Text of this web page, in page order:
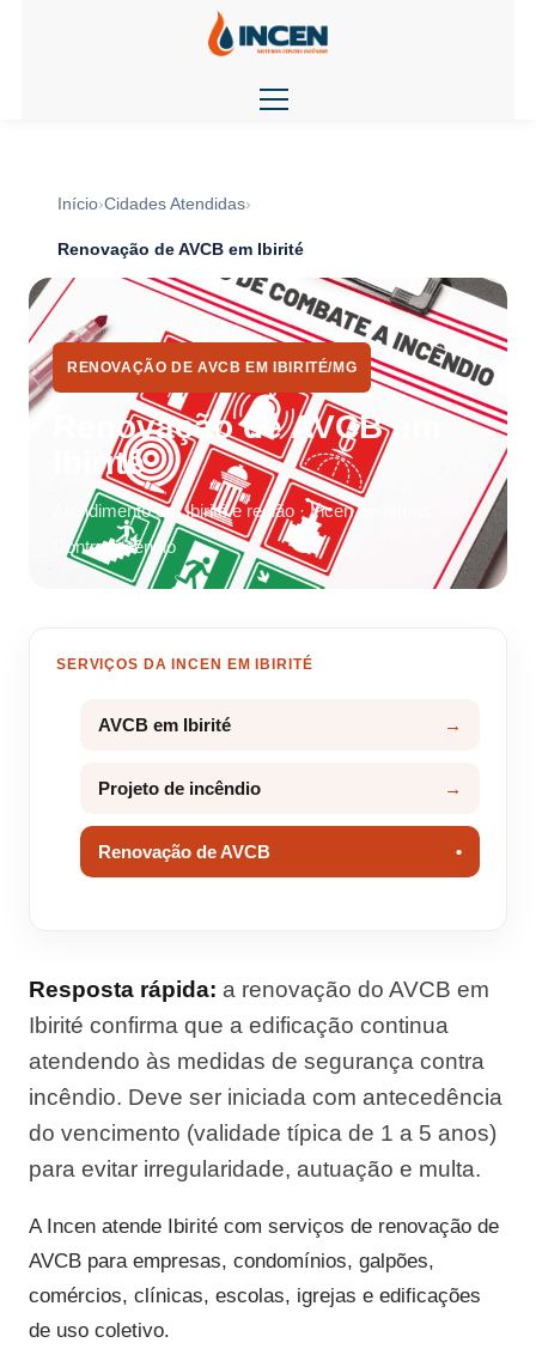
Início Cidades Atendidas
Renovação de AVCB em Ibirité
RENOVAÇÃO DE AVCB EM IBIRITÉ/MG
Renovação de AVCB em
Ibirité
Atendimento em Ibirité e região · Incen Sistemas
Contra Incêndio
SERVIÇOS DA INCEN EM IBIRITÉ
AVCB em Ibirité
Projeto de incêndio
Renovação de AVCB
Resposta rápida: a renovação do AVCB em
Ibirité confirma que a edificação continua
atendendo às medidas de segurança contra
incêndio. Deve ser iniciada com antecedência
do vencimento (validade típica de 1 a 5 anos)
para evitar irregularidade, autuação e multa.
A Incen atende Ibirité com serviços de renovação de
AVCB para empresas, condomínios, galpões,
comércios, clínicas, escolas, igrejas e edificações
de uso coletivo.